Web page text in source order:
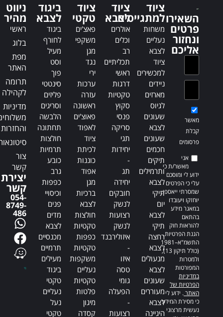
t
i
v
e
t
i
השאירו
פרטים
ונחזור
אליכם
מאשר
קבלת
פרסומים
אני
מאשר/ת כי
ידוע לי ומוסכם
עלי כי הפרטים
שמסרתי ייאספו,
יוחזקו ויעובדו
במאגר מידע
בהתאם
להוראות חוק
הגנת הפרטיות,
התשמ"א–1981
(כולל תיקון 13),
ולמטרות
המפורטות
במדיניות
הפרטיות של
האתר. ידוע לי
כי מסירת המידע
נעשית מרצוני
ציוד
למתגייסים
משחות
נעליים
לצבא
ציוד
למכשירים
ניידים
מארזים
לגיוס
שעונים
לצבא
שעונים
חכמים
תיקים
ותרמילים
לצבא
תיקי
יום
לצבא
תיקי
רחצה
לצבא
מנעולים
לצבא
שעונים
מעוררים
לצבא
היגיינה
ציוד
לצבא
אולרים
וכלים
רב
תכליתיים
ראשי
דרגות
טקטיות
סקוץ
פנסי
סריקה
תגי
יחידות
-
תג
יחידה
חובקים
לנשק
רצועות
לנשק
איזולירבנד
-
איזו
טסה
גומי
הפעלה
-
רצועות
ציוד
טקטי
פאצ'ים
משקפי
מגן
נגד
ירי
ערכות
עזרה
ראשונה
פאוצ'ים
לאפוד
ציוד
לכיתת
כוננות
אפוד
מגן
ברכיות
לצבא
חולצות
טקטיות
כפפות
טקטיות
משקפות
נעליים
טקטיות
פלטות
מיגון
קסדה
ביגוד
לצבא
ביגוד
לחורף
מעיל
וסט
פוך
סינטטי
פליזים
וסריגים
הלבשה
תחתונה
חולצות
תרמיות
כובע
גרב
כפפות
וכיסויי
פנים
מדים
לצבא
מכנסיים
תרמיים
מעילים
ביגוד
טקטי
נעליים
נעל
טקטי
ניווט
מהיר
ראשי
בלוג
מפת
האתר
תרומה
לקהילה
מדיניות
והחזרות
צור
קשר
יצירת
קשר
054-
8749-
486